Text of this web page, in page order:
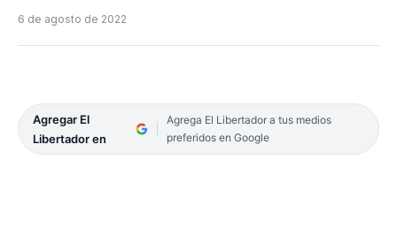
6 de agosto de 2022
Agregar El
Libertador en
Agrega El Libertador a tus medios
preferidos en Google